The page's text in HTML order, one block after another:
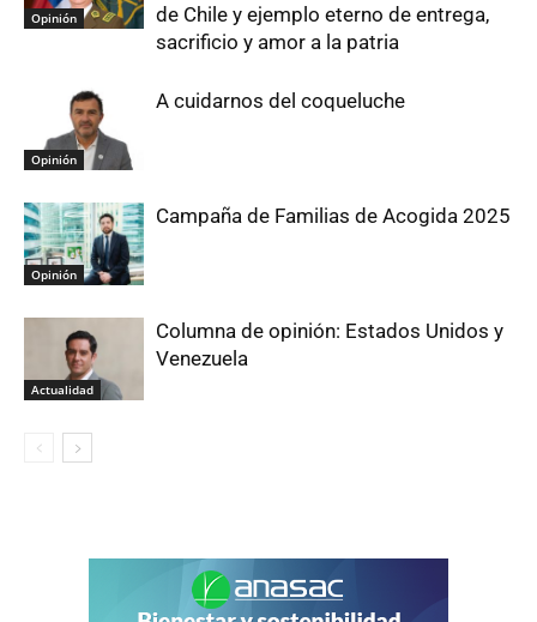
Opinión
de Chile y ejemplo eterno de entrega,
sacrificio y amor a la patria
Opinión
A cuidarnos del coqueluche
Opinión
Campaña de Familias de Acogida 2025
Actualidad
Columna de opinión: Estados Unidos y
Venezuela